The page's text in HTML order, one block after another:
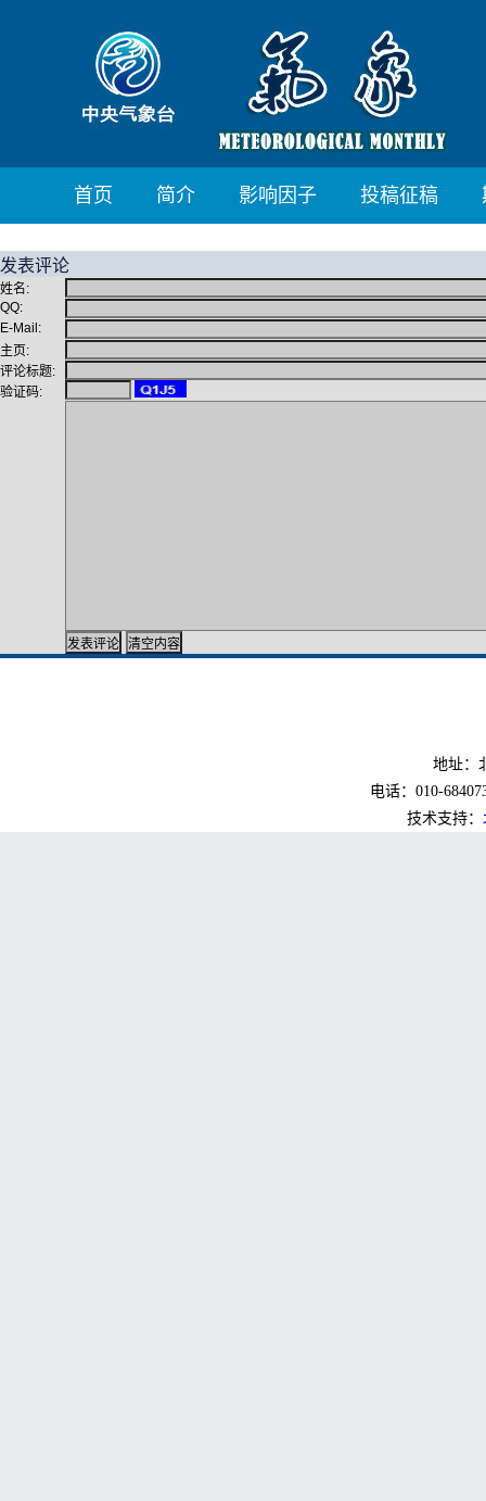
首页 简介 影响因子 投稿征稿
发表评论
姓名:
QQ:
E-Mail:
主页:
评论标题:
验证码:
地址：
电话：010-
技术支持：